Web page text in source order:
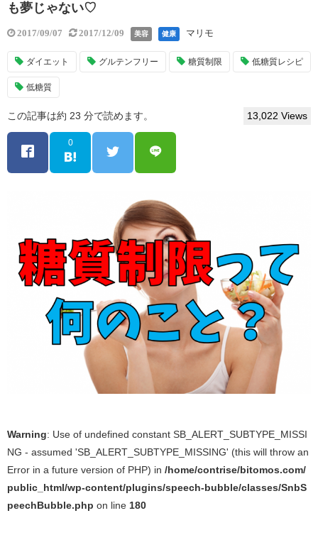
も夢じゃない♡
2017/09/07 2017/12/09 美容 健康 マリモ
ダイエット グルテンフリー 糖質制限 低糖質レシピ
低糖質
この記事は約 23 分で読めます。 13,022 Views
0
Warning: Use of undefined constant SB_ALERT_SUBTYPE_MISSI
NG - assumed 'SB_ALERT_SUBTYPE_MISSING' (this will throw an
Error in a future version of PHP) in /home/contrise/bitomos.com/
public_html/wp-content/plugins/speech-bubble/classes/SnbS
peechBubble.php on line 180